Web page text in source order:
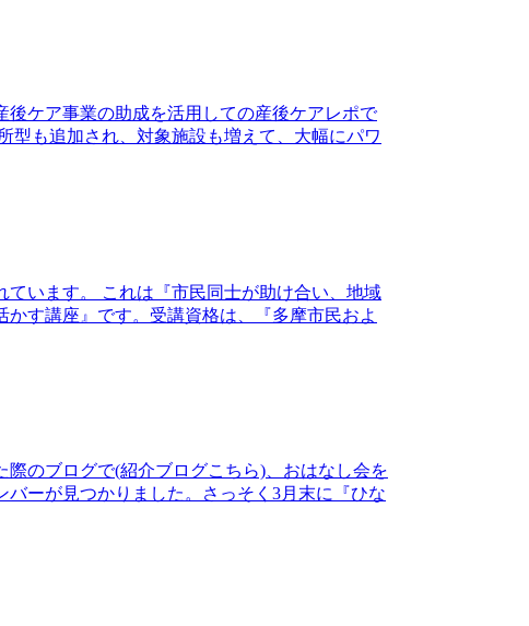
ケア事業の助成を活用しての産後ケアレポで
型も追加され、対象施設も増えて、大幅にパワ
います。 これは『市民同士が助け合い、地域
す講座』です。受講資格は、『多摩市民およ
のブログで(紹介ブログこちら)、おはなし会を
ーが見つかりました。さっそく3月末に『ひな